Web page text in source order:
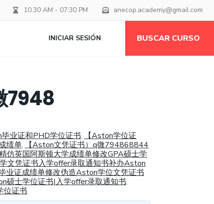
10.30 AM - 07:30 PM anecop.academy@gmail.com
INICIAR SESIÓN BUSCAR CURSO
7948
业证和PHD学位证书,
【Aston学位证
绩单,
【Aston文凭证书）q微794868844
仿英国阿斯顿大学成绩单修改GPA硕士学
文凭证书入学offer录取通知书补办Aston
业证成绩单修改伪造Aston学位文凭证书
硕士学位证书|入学offer录取通知书,
位证书